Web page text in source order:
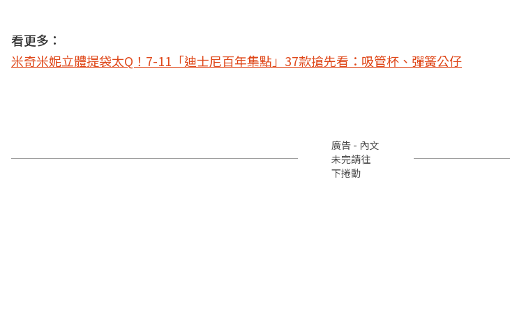
看更多：
米奇米妮立體提袋太Q！7-11「迪士尼百年集點」37款搶先看：吸管杯、彈簧公仔
廣告 - 內文
未完請往
下捲動